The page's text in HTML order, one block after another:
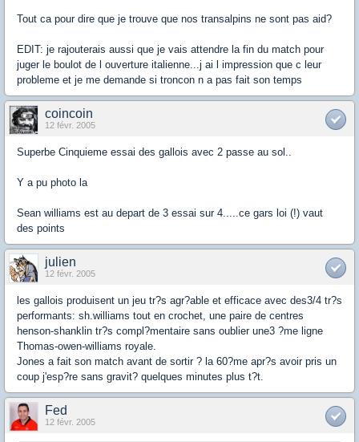
Tout ca pour dire que je trouve que nos transalpins ne sont pas aid?
EDIT: je rajouterais aussi que je vais attendre la fin du match pour
juger le boulot de l ouverture italienne...j ai l impression que c leur
probleme et je me demande si troncon n a pas fait son temps
coincoin
12 févr. 2005
Superbe Cinquieme essai des gallois avec 2 passe au sol..
Y a pu photo la
Sean williams est au depart de 3 essai sur 4.....ce gars loi (!) vaut
des points
julien
12 févr. 2005
les gallois produisent un jeu tr?s agr?able et efficace avec des3/4 tr?s
performants: sh.williams tout en crochet, une paire de centres
henson-shanklin tr?s compl?mentaire sans oublier une3 ?me ligne
Thomas-owen-williams royale.
Jones a fait son match avant de sortir ? la 60?me apr?s avoir pris un
coup j'esp?re sans gravit? quelques minutes plus t?t.
Fed
12 févr. 2005